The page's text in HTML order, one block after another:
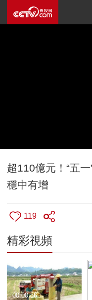
超110億元！“五
穩中有增
119
精彩視頻
00:00:36